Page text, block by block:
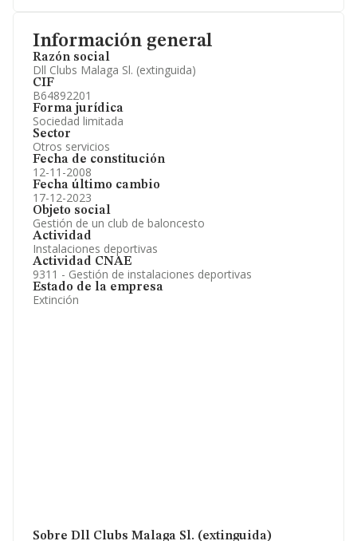
Información general
Razón social
Dll Clubs Malaga Sl. (extinguida)
CIF
B64892201
Forma jurídica
Sociedad limitada
Sector
Otros servicios
Fecha de constitución
12-11-2008
Fecha último cambio
17-12-2023
Objeto social
Gestión de un club de baloncesto
Actividad
Instalaciones deportivas
Actividad CNAE
9311 - Gestión de instalaciones deportivas
Estado de la empresa
Extinción
Sobre Dll Clubs Malaga Sl. (extinguida)